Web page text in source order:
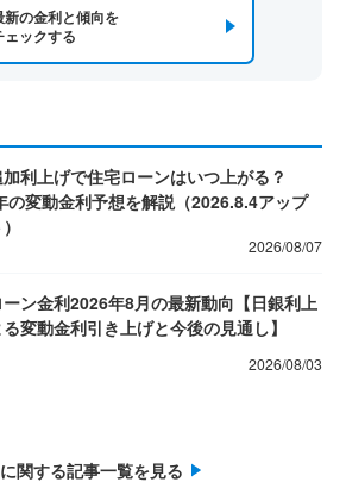
新の金利と傾向を
ェックする
加利上げで住宅ローンはいつ上がる？
の変動金利予想を解説（2026.8.4アップ
2026/08/07
ン金利2026年8月の最新動向【日銀利上
変動金利引き上げと今後の見通し】
2026/08/03
関する記事一覧を見る